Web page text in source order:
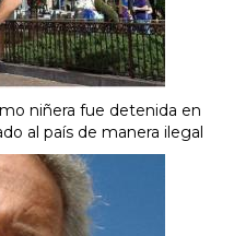
niñera fue detenida en
al país de manera ilegal